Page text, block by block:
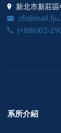
新北市新莊
(+886)02-
系所介紹